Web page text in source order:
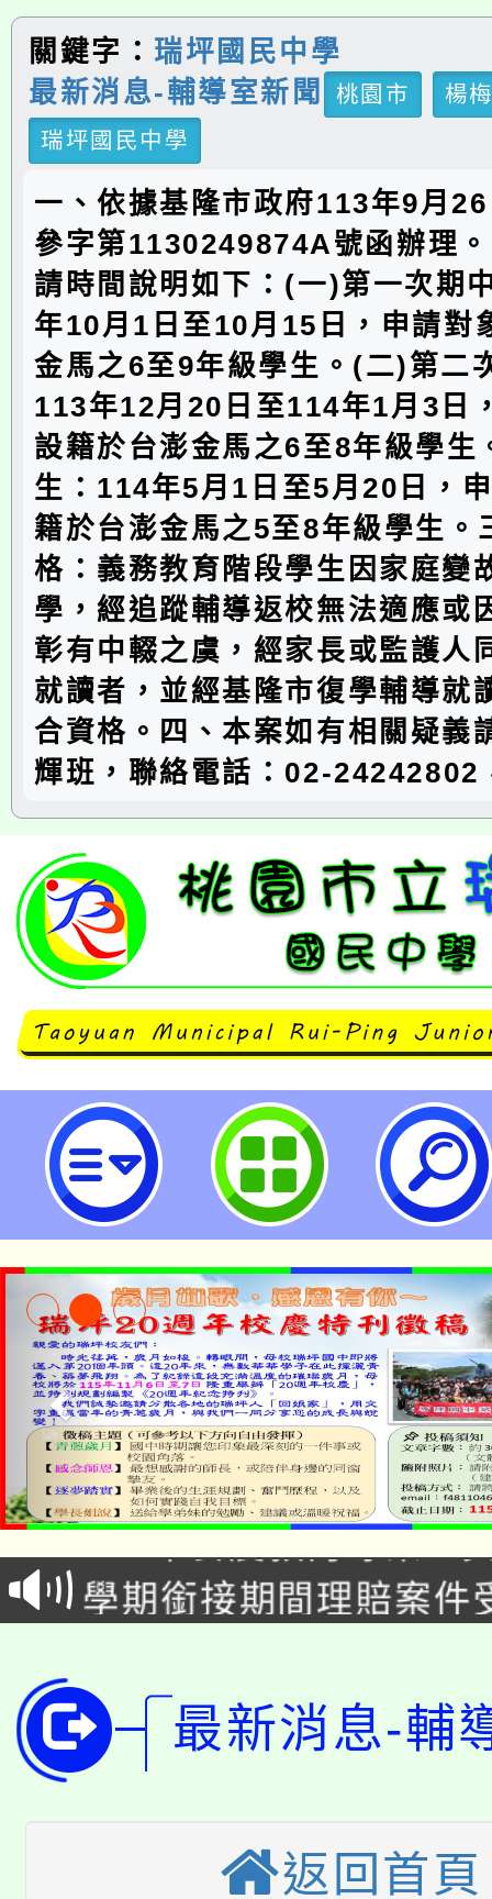
關鍵字： 瑞坪國民中學
最新消息-輔導室新聞
桃園市
楊
瑞坪國民中學
一、依據基隆市政府113年9月
參字第1130249874A號函辦理
請時間說明如下：(一)第一次期
年10月1日至10月15日，申請對
金馬之6至9年級學生。(二)第二
113年12月20日至114年1月3日
設籍於台澎金馬之6至8年級學生
生：114年5月1日至5月20日，
籍於台澎金馬之5至8年級學生。
格：義務教育階段學生因家庭變
學，經追蹤輔導返校無法適應或
彰有中輟之虞，經家長或監護人
就讀者，並經基隆市復學輔導就
合資格。四、本案如有相關疑義
輝班，聯絡電話：02-24242802
轉知「113學年度基隆市立中山高
校慈輝班招生簡章」1份，請查照
國民中學
淨零綠生活教案入校路
會
115年食農教育專業人
程
學期銜接期間理賠案件
版
淨零綠領人才培育課程
公告本校115學年度第
代理(課)教師甄選結果(
「2026金融保險知識
生本土語及新住民語歌
公告本校115學年度第
最新消息-輔
返回首頁